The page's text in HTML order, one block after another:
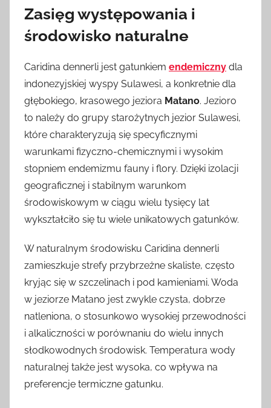
Zasięg występowania i
środowisko naturalne
Caridina dennerli jest gatunkiem endemiczny dla
indonezyjskiej wyspy Sulawesi, a konkretnie dla
głębokiego, krasowego jeziora Matano. Jezioro
to należy do grupy starożytnych jezior Sulawesi,
które charakteryzują się specyficznymi
warunkami fizyczno-chemicznymi i wysokim
stopniem endemizmu fauny i flory. Dzięki izolacji
geograficznej i stabilnym warunkom
środowiskowym w ciągu wielu tysięcy lat
wykształciło się tu wiele unikatowych gatunków.
W naturalnym środowisku Caridina dennerli
zamieszkuje strefy przybrzeżne skaliste, często
kryjąc się w szczelinach i pod kamieniami. Woda
w jeziorze Matano jest zwykle czysta, dobrze
natleniona, o stosunkowo wysokiej przewodności
i alkaliczności w porównaniu do wielu innych
słodkowodnych środowisk. Temperatura wody
naturalnej także jest wysoka, co wpływa na
preferencje termiczne gatunku.